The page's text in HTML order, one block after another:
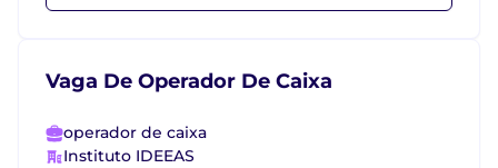
Vaga De Operador De Caixa
operador de caixa
Instituto IDEEAS